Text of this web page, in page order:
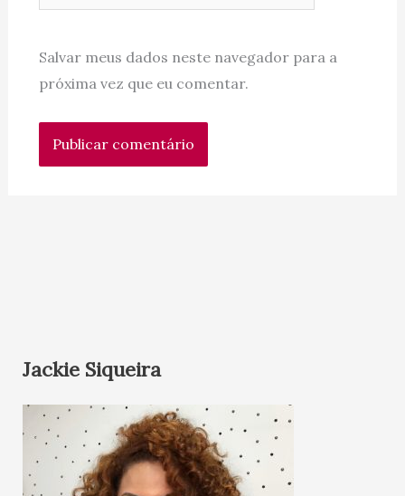
Salvar meus dados neste navegador para a
próxima vez que eu comentar.
Jackie Siqueira